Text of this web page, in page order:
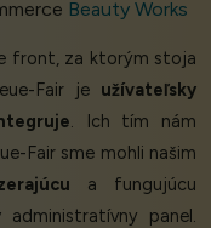
Beauty Works
front, za ktorým stoja
Fair je užívateľsky
. Ich tím nám
Fair sme mohli našim
a fungujúcu
administratívny panel.